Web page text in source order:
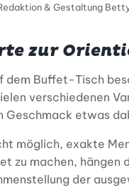
& Gestaltung
zur
dem Buffet-Tisch
verschiedenen
Geschmack etwas
möglich, exakte
zu machen, hängen
der